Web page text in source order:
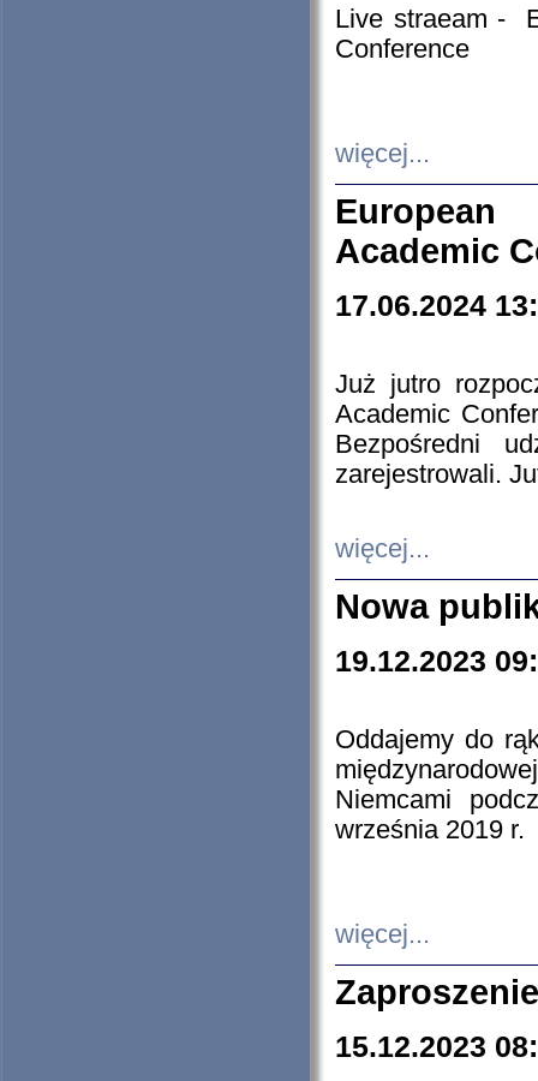
Live straeam -
Conference
więcej...
European
Academic
17.06.2024
Już jutro
Academic
Bezpośredni
zarejestrowali.
więcej...
Nowa
19.12.2023
Oddajemy do
Niemcami
września 2019 r.
więcej...
15.12.2023